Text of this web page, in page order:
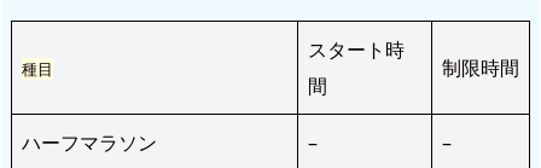
種目
スタート時
間
制限時間
ハーフマラソン – –